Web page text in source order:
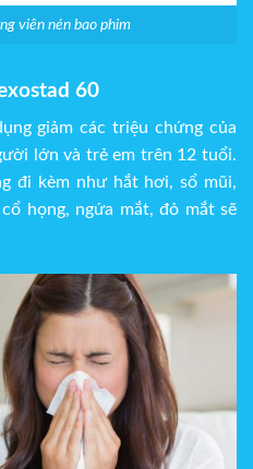
viên nén bao phim
60
giảm các triệu chứng của
lớn và trẻ em trên 12 tuổi.
đi kèm như hắt hơi, sổ mũi,
họng, ngứa mắt, đỏ mắt sẽ